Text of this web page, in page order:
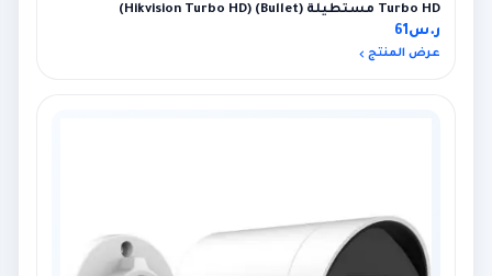
Turbo HD مستطيلة (Bullet) (Hikvision Turbo HD)
ر.س61
عرض المنتج